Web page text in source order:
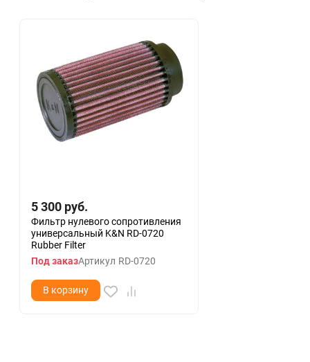
5 300 руб.
Фильтр нулевого сопротивления
универсальный K&N RD-0720
Rubber Filter
Под заказАртикул RD-0720
В корзину